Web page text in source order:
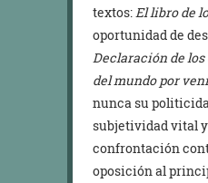
textos: El libro de
oportunidad de
Declaración de
del mundo por
nunca su
subjetividad vital
confrontación
oposición al